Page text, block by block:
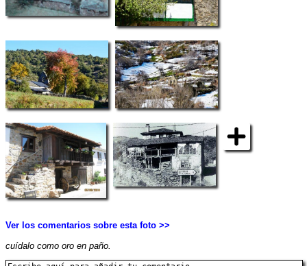
Ver los comentarios sobre esta foto >>
cuídalo como oro en paño.